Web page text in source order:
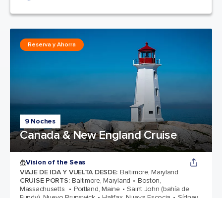
9 Noches
Canada & New England Cruise
Reserva y Ahorra
Vision of the Seas
VIAJE DE IDA Y VUELTA DESDE: Baltimore, Maryland
CRUISE PORTS: Baltimore, Maryland
Boston,
Massachusetts
Portland, Maine
Saint John (bahía de